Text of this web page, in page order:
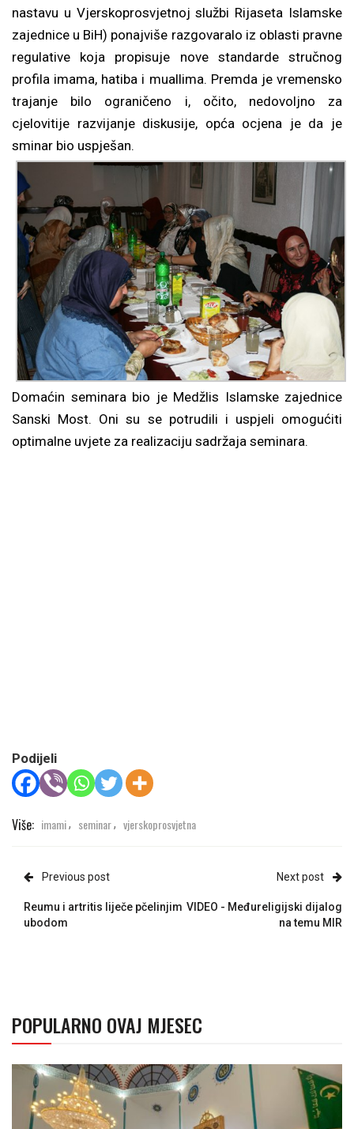
nastavu u Vjerskoprosvjetnoj službi Rijaseta Islamske
zajednice u BiH) ponajviše razgovaralo iz oblasti pravne
regulative koja propisuje nove standarde stručnog
profila imama, hatiba i muallima. Premda je vremensko
trajanje bilo ograničeno i, očito, nedovoljno za
cjelovitije razvijanje diskusije, opća ocjena je da je
sminar bio uspješan.
Domaćin seminara bio je Medžlis Islamske zajednice
Sanski Most. Oni su se potrudili i uspjeli omogućiti
optimalne uvjete za realizaciju sadržaja seminara.
Podijeli
Više: imami, seminar, vjerskoprosvjetna
Previous post
Reumu i artritis liječe pčelinjim
ubodom
Next post
VIDEO - Međureligijski dijalog
na temu MIR
POPULARNO OVAJ MJESEC